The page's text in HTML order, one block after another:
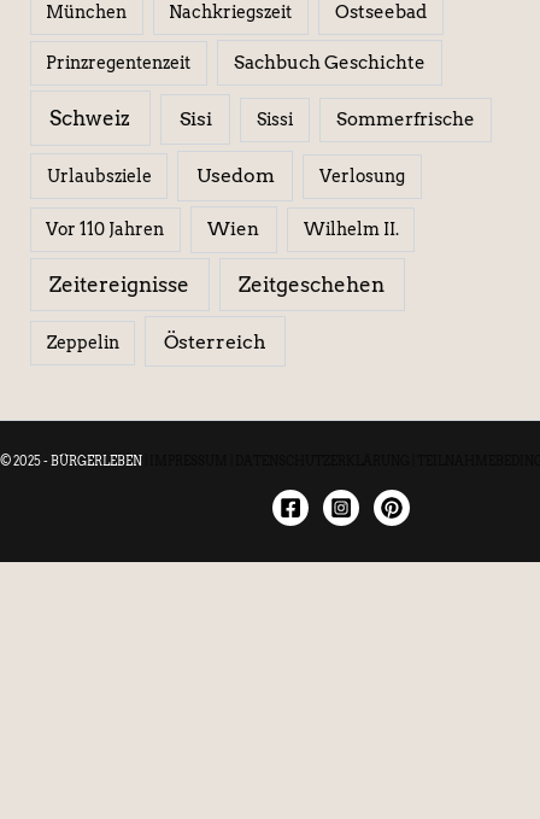
München Nachkriegszeit Ostseebad
Prinzregentenzeit Sachbuch Geschichte
Schweiz Sisi Sissi Sommerfrische
Urlaubsziele Usedom Verlosung
Vor 110 Jahren Wien Wilhelm II.
Zeitereignisse Zeitgeschehen
Zeppelin Österreich
© 2025 - BÜRGERLEBEN